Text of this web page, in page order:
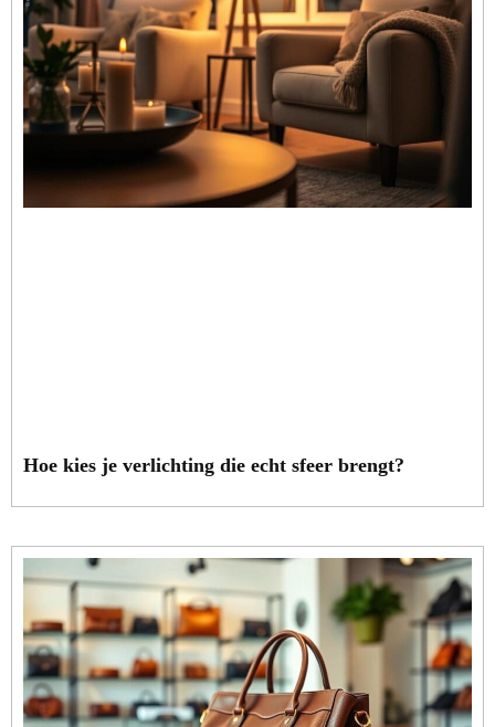
Hoe kies je verlichting die echt sfeer brengt?